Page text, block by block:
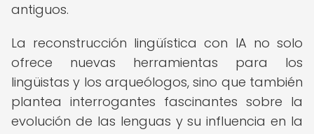
antiguos.
La reconstrucción lingüística con IA no solo
ofrece nuevas herramientas para los
lingüistas y los arqueólogos, sino que también
plantea interrogantes fascinantes sobre la
evolución de las lenguas y su influencia en la